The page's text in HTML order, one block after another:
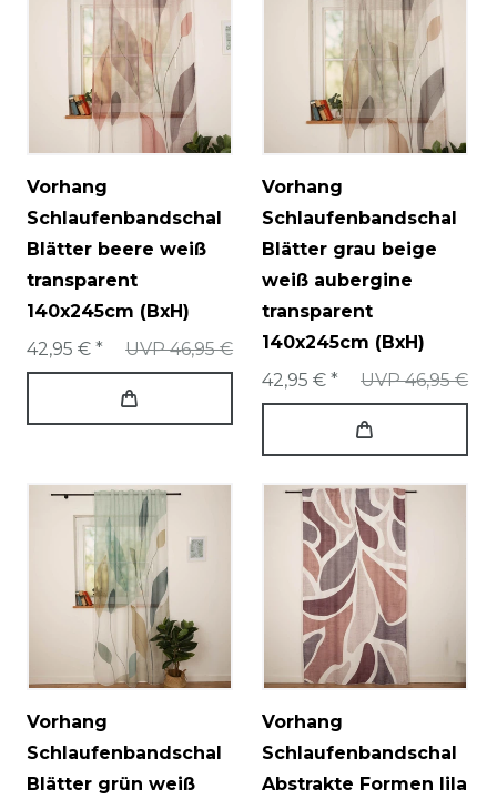
Vorhang
Schlaufenbandschal
Blätter beere weiß
transparent
140x245cm (BxH)
UVP 46,95 €
42,95 € *
Vorhang
Schlaufenbandschal
Blätter grau beige
weiß aubergine
transparent
140x245cm (BxH)
UVP 46,95 €
42,95 € *
Vorhang
Schlaufenbandschal
Blätter grün weiß
Vorhang
Schlaufenbandschal
Abstrakte Formen lila